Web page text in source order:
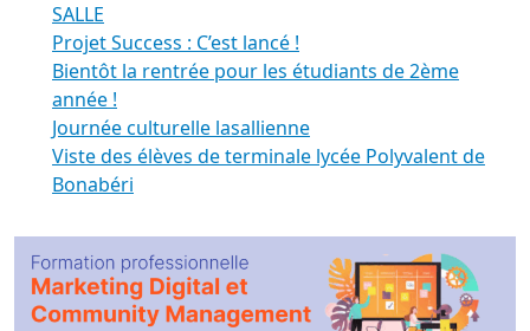
SALLE
Projet Success : C’est lancé !
Bientôt la rentrée pour les étudiants de 2ème
année !
Journée culturelle lasallienne
Viste des élèves de terminale lycée Polyvalent de
Bonabéri